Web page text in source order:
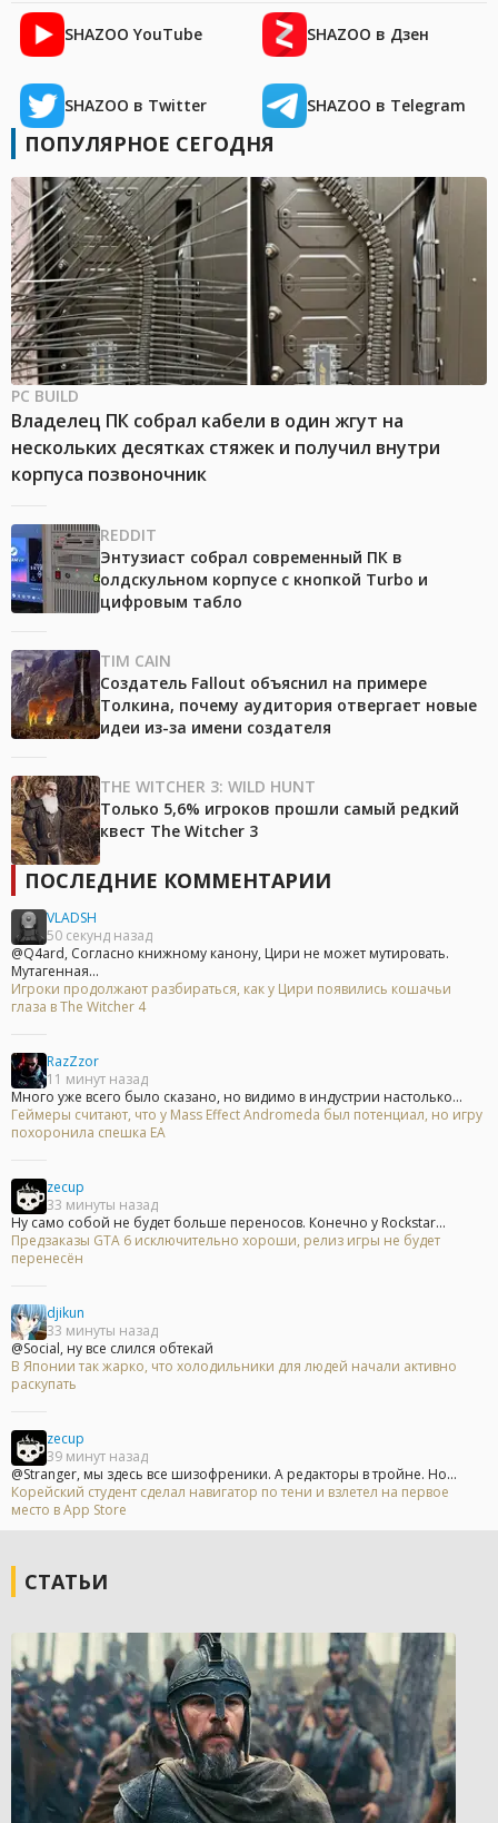
SHAZOO YouTube SHAZOO в Дзен
SHAZOO в Twitter SHAZOO в Telegram
ПОПУЛЯРНОЕ СЕГОДНЯ
PC BUILD
Владелец ПК собрал кабели в один жгут на
нескольких десятках стяжек и получил внутри
корпуса позвоночник
REDDIT
Энтузиаст собрал современный ПК в
олдскульном корпусе с кнопкой Turbo и
цифровым табло
TIM CAIN
Создатель Fallout объяснил на примере
Толкина, почему аудитория отвергает новые
идеи из-за имени создателя
THE WITCHER 3: WILD HUNT
Только 5,6% игроков прошли самый редкий
квест The Witcher 3
ПОСЛЕДНИЕ КОММЕНТАРИИ
VLADSH
50 секунд назад
@Q4ard, Согласно книжному канону, Цири не может мутировать.
Мутагенная...
Игроки продолжают разбираться, как у Цири появились кошачьи
глаза в The Witcher 4
RazZzor
11 минут назад
Много уже всего было сказано, но видимо в индустрии настолько...
Геймеры считают, что у Mass Effect Andromeda был потенциал, но игру
похоронила спешка EA
zecup
33 минуты назад
Ну само собой не будет больше переносов. Конечно у Rockstar...
Предзаказы GTA 6 исключительно хороши, релиз игры не будет
перенесён
djikun
33 минуты назад
@Social, ну все слился обтекай
В Японии так жарко, что холодильники для людей начали активно
раскупать
zecup
39 минут назад
@Stranger, мы здесь все шизофреники. А редакторы в тройне. Но...
Корейский студент сделал навигатор по тени и взлетел на первое
место в App Store
СТАТЬИ